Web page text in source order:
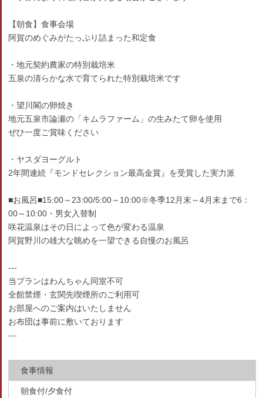
【朝食】食事会場
阿賀のめぐみがたっぷり詰まった和定食
・地元契約農家の特別栽培米
五泉の清らかな水で育てられた特別栽培米です
・望川閣の卵焼き
地元五泉市論瀬の「キムラファーム」の生みたて卵を使用
ぜひ一度ご賞味ください
・ヤスダヨーグルト
2年間連続『モンドセレクション最高金賞』を受賞した実力派
■お風呂■15:00～23:00/5:00～10:00※冬季12月末～4月末まで6：
00～10:00・男女入替制
咲花温泉はその日によって色が変わる温泉
阿賀野川の雄大な眺めを一望できる自慢のお風呂
---
当プランはわんちゃん同室不可
全館禁煙・玄関先喫煙所のご利用可
お部屋へのご案内はいたしません
お布団は事前に敷いております
---
食事情報
朝食付/夕食付